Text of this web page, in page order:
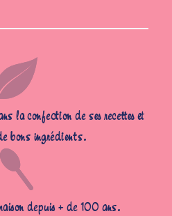
la confection de ses recettes et
bons ingrédients.
depuis + de 100 ans.